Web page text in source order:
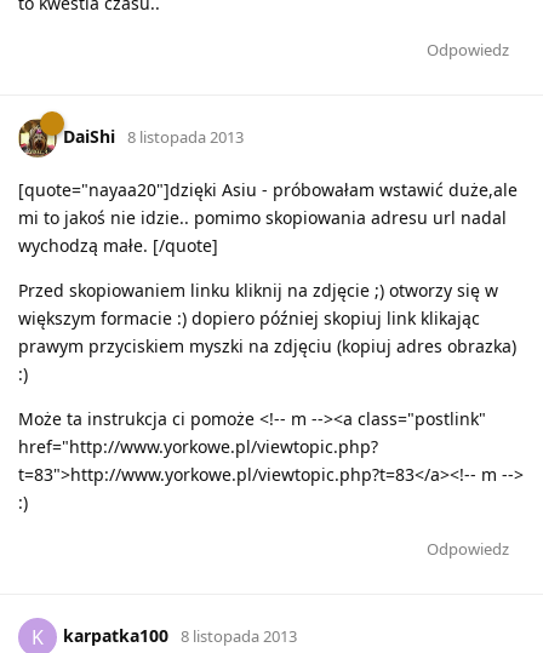
Odpowiedz
DaiShi 8 listopada 2013
[quote="nayaa20"]dzięki Asiu - próbowałam wstawić duże,ale
mi to jakoś nie idzie.. pomimo skopiowania adresu url nadal
wychodzą małe. [/quote]
Przed skopiowaniem linku kliknij na zdjęcie ;) otworzy się w
większym formacie :) dopiero później skopiuj link klikając
prawym przyciskiem myszki na zdjęciu (kopiuj adres obrazka)
:)
Może ta instrukcja ci pomoże <!-- m --><a class="postlink"
href="http://www.yorkowe.pl/viewtopic.php?
t=83">http://www.yorkowe.pl/viewtopic.php?t=83</a><!-- m -->
:)
Odpowiedz
K karpatka100 8 listopada 2013